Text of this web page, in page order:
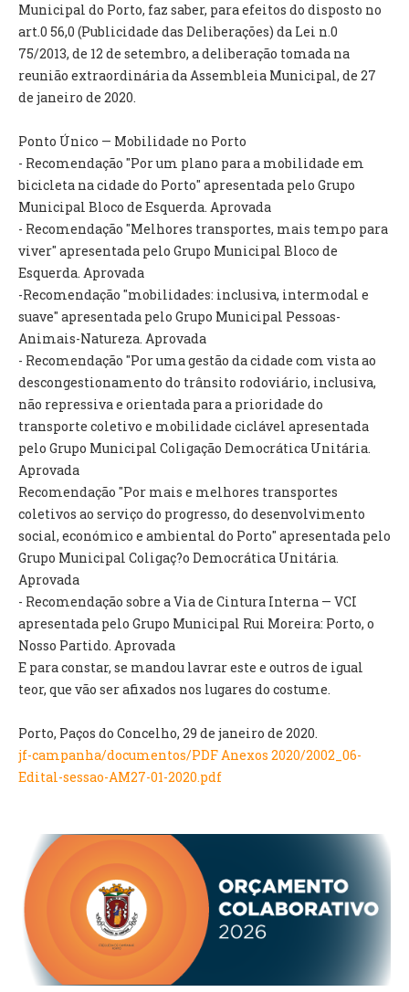
ATAS E DOCUMENTOS DA ASSEMBLEIA
EDITAIS
REGULAMENTOS E TAXAS
RELATÓRIO E CONTAS
CÓDIGO DE CONDUTA
FUNDO DE APOIO AO ASSOCIATIVISMO
SUBVENÇÕES PÚBLICAS
GERAIS
CANÍDEOS
CEMITÉRIO
RECENSEAMENTO ELEITORAL
ATESTADOS
EMPREGO (GIP)
O GABINETE
APOIO AOS DESEMPREGADOS
APOIO ÀS EMPRESAS
OFERTAS DE EMPREGO
CONTACTO E HORÁRIO GIP
Municipal do Porto, faz saber, para efeitos do disposto no
art.0 56,0 (Publicidade das Deliberações) da Lei n.0
75/2013, de 12 de setembro, a deliberação tomada na
reunião extraordinária da Assembleia Municipal, de 27
de janeiro de 2020.
Ponto Único — Mobilidade no Porto
- Recomendação "Por um plano para a mobilidade em
bicicleta na cidade do Porto" apresentada pelo Grupo
Municipal Bloco de Esquerda. Aprovada
- Recomendação "Melhores transportes, mais tempo para
viver" apresentada pelo Grupo Municipal Bloco de
Esquerda. Aprovada
-Recomendação "mobilidades: inclusiva, intermodal e
suave" apresentada pelo Grupo Municipal Pessoas-
Animais-Natureza. Aprovada
- Recomendação "Por uma gestão da cidade com vista ao
descongestionamento do trânsito rodoviário, inclusiva,
não repressiva e orientada para a prioridade do
transporte coletivo e mobilidade ciclável apresentada
pelo Grupo Municipal Coligação Democrática Unitária.
Aprovada
Recomendação "Por mais e melhores transportes
coletivos ao serviço do progresso, do desenvolvimento
social, económico e ambiental do Porto" apresentada pelo
Grupo Municipal Coligaç?o Democrática Unitária.
Aprovada
- Recomendação sobre a Via de Cintura Interna — VCI
apresentada pelo Grupo Municipal Rui Moreira: Porto, o
Nosso Partido. Aprovada
E para constar, se mandou lavrar este e outros de igual
teor, que vão ser afixados nos lugares do costume.
Porto, Paços do Concelho, 29 de janeiro de 2020.
jf-campanha/documentos/PDF Anexos 2020/2002_06-
Edital-sessao-AM27-01-2020.pdf